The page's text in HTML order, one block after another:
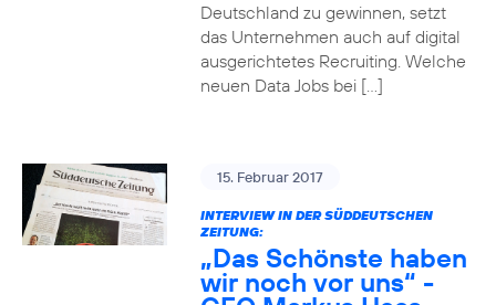
Deutschland zu gewinnen, setzt
das Unternehmen auch auf digital
ausgerichtetes Recruiting. Welche
neuen Data Jobs bei […]
15. Februar 2017
INTERVIEW IN DER SÜDDEUTSCHEN
ZEITUNG:
„Das Schönste haben
wir noch vor uns“ -